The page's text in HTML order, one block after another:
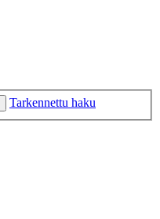
Tarkennettu haku